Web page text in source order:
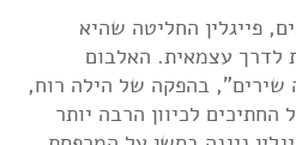
פייגלין החליטה שהיא
לדרך עצמאית. האלבום
בהפקה של הילה רוח,
לכיוון הרבה יותר